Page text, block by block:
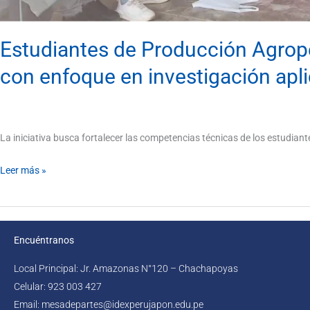
Estudiantes de Producción
con enfoque en investigación
La iniciativa busca fortalecer las competencias técnicas de los
Leer más »
Encuéntranos
Local Principal: Jr. Amazonas N°120 – Chachapoyas
Celular: 923 003 427
Email: mesadepartes@idexperujapon.edu.pe